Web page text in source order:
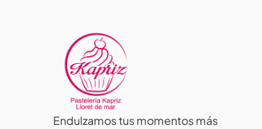
Endulzamos tus momentos más